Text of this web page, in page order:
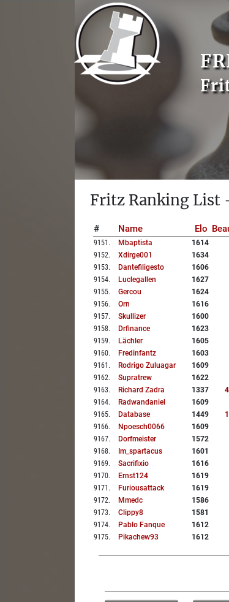
Fritz Ranking List
# Name Elo
9151 . Mbaptista 1614
9152. Xdirge001 1634
9153. Dantefiligesto 1606
9154. Luclegallen 1627
9155. Gercou 1624
9156. Orn 1616
9157. Skullizer 1600
9158. Drfinance 1623
9159. Lächler 1605
9160. Fredinfantz 1603
9161 . Rodrigo Zuluagar 1609
9162. Supratrew 1622
9163. Richard Zadra 1337
9164. Radwandaniel 1609
9165. Database 1449
9166. Npoesch0066 1609
9167. Dorfmeister 1572
9168. Im_spartacus 1601
9169. Sacrifixio 1616
9170. Ernst124 1619
9171 . Furiousattack 1619
9172. Mmedc 1586
9173. Clippy8 1581
9174. Pablo Fanque 1612
9175. Pikachew93 1612